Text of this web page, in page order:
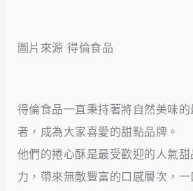
圖片來源 得倫食品
得倫食品一直秉持著將自然美味
者，成為大家喜愛的甜點品牌。
他們的捲心酥是最受歡迎的人氣
力，帶來無敵豐富的口感層次，